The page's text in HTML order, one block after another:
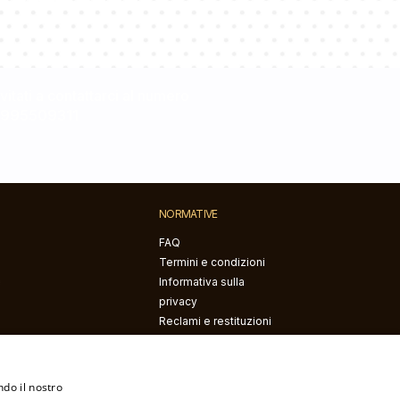
NORMATIVE
FAQ
Termini e condizioni
Informativa sulla
privacy
Reclami e restituzioni
il nostro